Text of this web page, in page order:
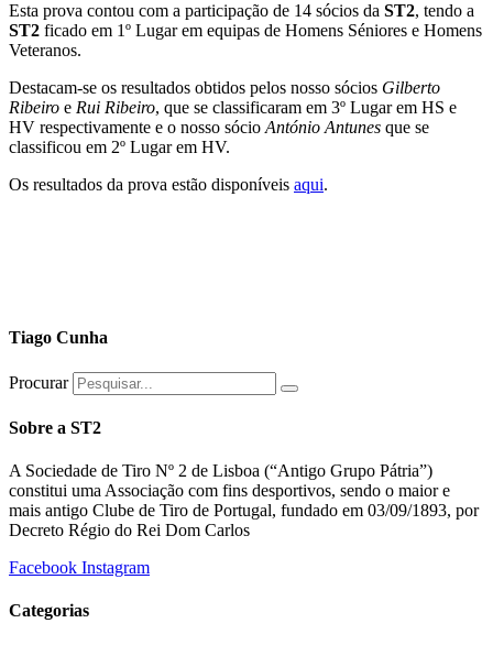
Esta prova contou com a participação de 14 sócios da ST2, tendo a
ST2 ficado em 1º Lugar em equipas de Homens Séniores e Homens
Veteranos.
Destacam-se os resultados obtidos pelos nosso sócios Gilberto
Ribeiro e Rui Ribeiro, que se classificaram em 3º Lugar em HS e
HV respectivamente e o nosso sócio António Antunes que se
classificou em 2º Lugar em HV.
Os resultados da prova estão disponíveis aqui.
Tiago Cunha
Procurar
Sobre a ST2
A Sociedade de Tiro Nº 2 de Lisboa (“Antigo Grupo Pátria”)
constitui uma Associação com fins desportivos, sendo o maior e
mais antigo Clube de Tiro de Portugal, fundado em 03/09/1893, por
Decreto Régio do Rei Dom Carlos
Facebook Instagram
Categorias